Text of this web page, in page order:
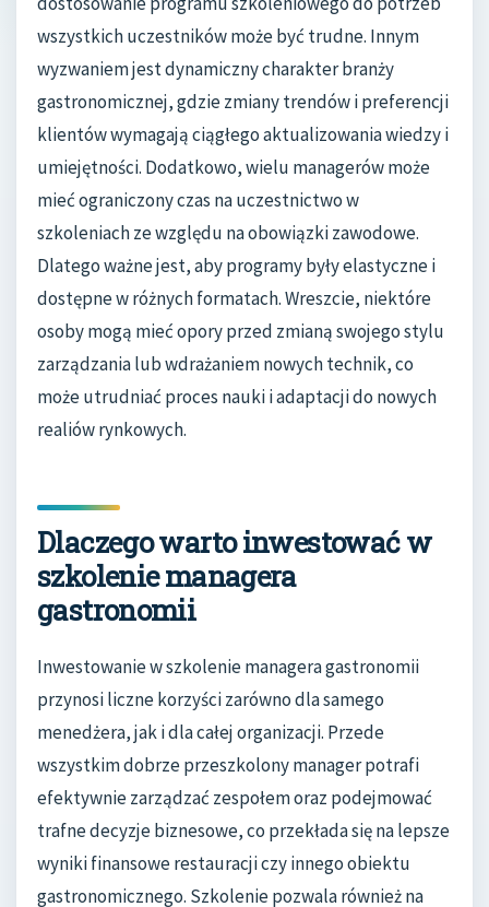
wszystkich uczestników może być trudne. Innym
wyzwaniem jest dynamiczny charakter branży
gastronomicznej, gdzie zmiany trendów i preferencji
klientów wymagają ciągłego aktualizowania wiedzy i
umiejętności. Dodatkowo, wielu managerów może
mieć ograniczony czas na uczestnictwo w
szkoleniach ze względu na obowiązki zawodowe.
Dlatego ważne jest, aby programy były elastyczne i
dostępne w różnych formatach. Wreszcie, niektóre
osoby mogą mieć opory przed zmianą swojego stylu
zarządzania lub wdrażaniem nowych technik, co
może utrudniać proces nauki i adaptacji do nowych
realiów rynkowych.
Dlaczego warto inwestować w
szkolenie managera
gastronomii
Inwestowanie w szkolenie managera gastronomii
przynosi liczne korzyści zarówno dla samego
menedżera, jak i dla całej organizacji. Przede
wszystkim dobrze przeszkolony manager potrafi
efektywnie zarządzać zespołem oraz podejmować
trafne decyzje biznesowe, co przekłada się na lepsze
wyniki finansowe restauracji czy innego obiektu
gastronomicznego. Szkolenie pozwala również na